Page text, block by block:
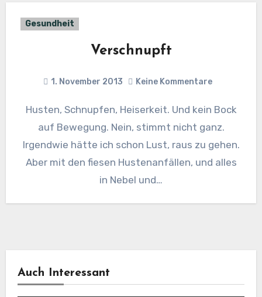
Gesundheit
Verschnupft
1. November 2013 Keine Kommentare
Husten, Schnupfen, Heiserkeit. Und kein Bock
auf Bewegung. Nein, stimmt nicht ganz.
Irgendwie hätte ich schon Lust, raus zu gehen.
Aber mit den fiesen Hustenanfällen, und alles
in Nebel und…
Auch Interessant